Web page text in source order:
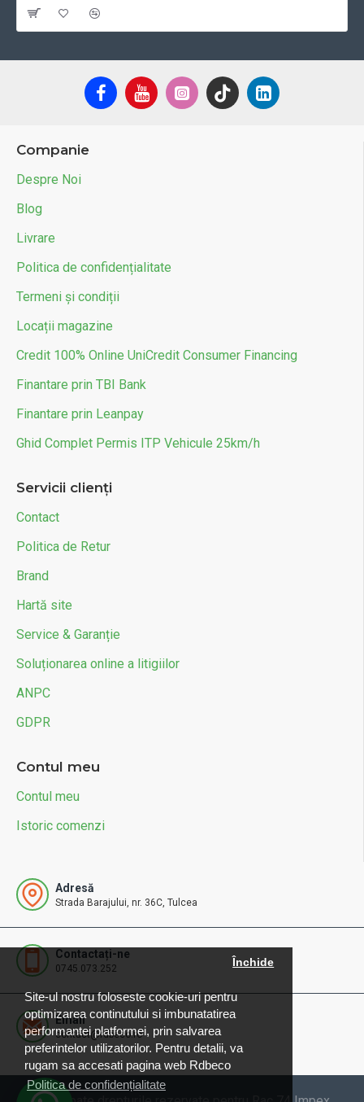
Site-ul nostru foloseste cookie-uri pentru
optimizarea continutului si imbunatatirea
performantei platformei, prin salvarea
preferintelor utilizatorilor. Pentru detalii, va
rugam sa accesati pagina web Rdbeco
Politica de confidențialitate
Închide
Companie
Despre Noi
Blog
Livrare
Politica de confidențialitate
Termeni și condiții
Locații magazine
Credit 100% Online UniCredit Consumer Financing
Finantare prin TBI Bank
Finantare prin Leanpay
Ghid Complet Permis ITP Vehicule 25km/h
Servicii clienți
Contact
Politica de Retur
Brand
Hartă site
Service & Garanție
Soluționarea online a litigiilor
ANPC
GDPR
Contul meu
Contul meu
Istoric comenzi
Adresă
Strada Barajului, nr. 36C, Tulcea
Contactați-ne
0745.073.252
Email
contact@rdbeco.ro